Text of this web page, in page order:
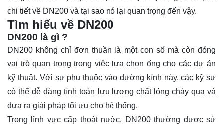
chi tiết về DN200 và tại sao nó lại quan trọng đến vậy.
Tìm hiểu về DN200
DN200 là gì ?
DN200 không chỉ đơn thuần là một con số mà còn đóng
vai trò quan trọng trong việc lựa chọn ống cho các dự án
kỹ thuật. Với sự phụ thuộc vào đường kính này, các kỹ sư
có thể dễ dàng tính toán lưu lượng chất lỏng chảy qua và
đưa ra giải pháp tối ưu cho hệ thống.
Trong lĩnh vực cấp thoát nước, DN200 thường được sử